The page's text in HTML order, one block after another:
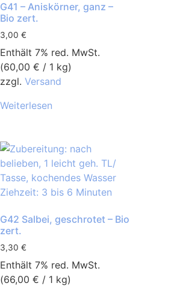
G41 – Aniskörner, ganz –
Bio zert.
3,00 €
Enthält 7% red. MwSt.
(60,00 € / 1 kg)
zzgl. Versand
Weiterlesen
G42 Salbei, geschrotet – Bio
zert.
3,30 €
Enthält 7% red. MwSt.
(66,00 € / 1 kg)